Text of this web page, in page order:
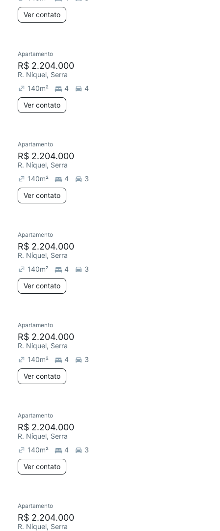
Ver contato
Apartamento
R$ 2.204.000
R. Níquel, Serra
140m² 4
4
Ver contato
Apartamento
R$ 2.204.000
R. Níquel, Serra
140m² 4
3
Ver contato
Apartamento
R$ 2.204.000
R. Níquel, Serra
140m² 4
3
Ver contato
Apartamento
R$ 2.204.000
R. Níquel, Serra
140m² 4
3
Ver contato
Apartamento
R$ 2.204.000
R. Níquel, Serra
140m² 4
3
Ver contato
Apartamento
R$ 2.204.000
R. Níquel, Serra